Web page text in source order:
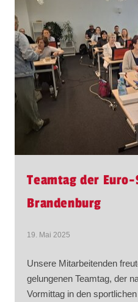
Teamtag der
Brandenburg
19. Mai 2025
Unsere Mitarbeitenden
gelungenen Teamtag, der
Vormittag in den